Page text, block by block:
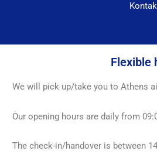
Flexible
We will pick up/take you to Athens
Our opening hours are daily from
The check-in/handover is between